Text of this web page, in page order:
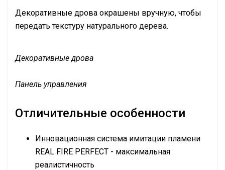
Декоративные дрова окрашены вручную, чтобы
передать текстуру натурального дерева.
Декоративные дрова
Панель управления
Отличительные особенности
Инновационная система имитации пламени
REAL FIRE PERFECT - максимальная
реалистичность